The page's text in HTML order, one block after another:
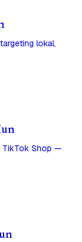
lokal,
TikTok Shop —